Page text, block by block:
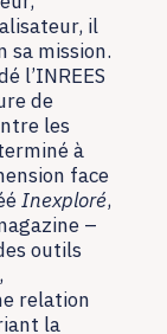
il
sa mission.
l’INREES
de
les
à
face
Inexploré,
–
outils
relation
la